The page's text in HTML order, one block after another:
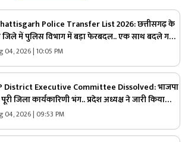
Police Transfer List 2026: छत्तीसगढ़ के
में पुलिस विभाग में बड़ा फेरबदल.. एक साथ बदले गए
मुख्यालय से आदेश और सूची जारी, देखें
04, 2026 | 10:05 PM
District Executive Committee Dissolved: भाजपा
जिला कार्यकारिणी भंग.. प्रदेश अध्यक्ष ने जारी किया
तो मची पार्टी में खलबली, जानें क्या है बड़ी वजह..
04, 2026 | 09:53 PM